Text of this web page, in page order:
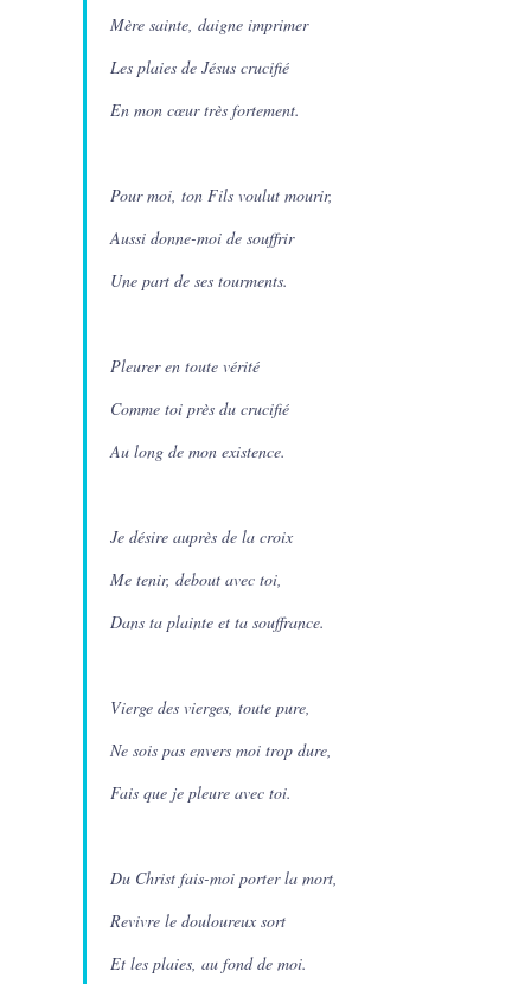
Mère sainte, daigne imprimer
Les plaies de Jésus crucifié
En mon cœur très fortement.
Pour moi, ton Fils voulut mourir,
Aussi donne-moi de souffrir
Une part de ses tourments.
Pleurer en toute vérité
Comme toi près du crucifié
Au long de mon existence.
Je désire auprès de la croix
Me tenir, debout avec toi,
Dans ta plainte et ta souffrance.
Vierge des vierges, toute pure,
Ne sois pas envers moi trop dure,
Fais que je pleure avec toi.
Du Christ fais-moi porter la mort,
Revivre le douloureux sort
Et les plaies, au fond de moi.